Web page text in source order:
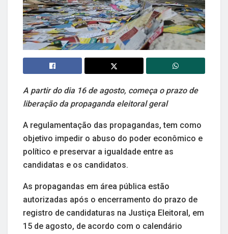
A partir do dia 16 de agosto, começa o prazo de
liberação da propaganda eleitoral geral
A regulamentação das propagandas, tem como
objetivo impedir o abuso do poder econômico e
político e preservar a igualdade entre as
candidatas e os candidatos.
As propagandas em área pública estão
autorizadas após o encerramento do prazo de
registro de candidaturas na Justiça Eleitoral, em
15 de agosto, de acordo com o calendário